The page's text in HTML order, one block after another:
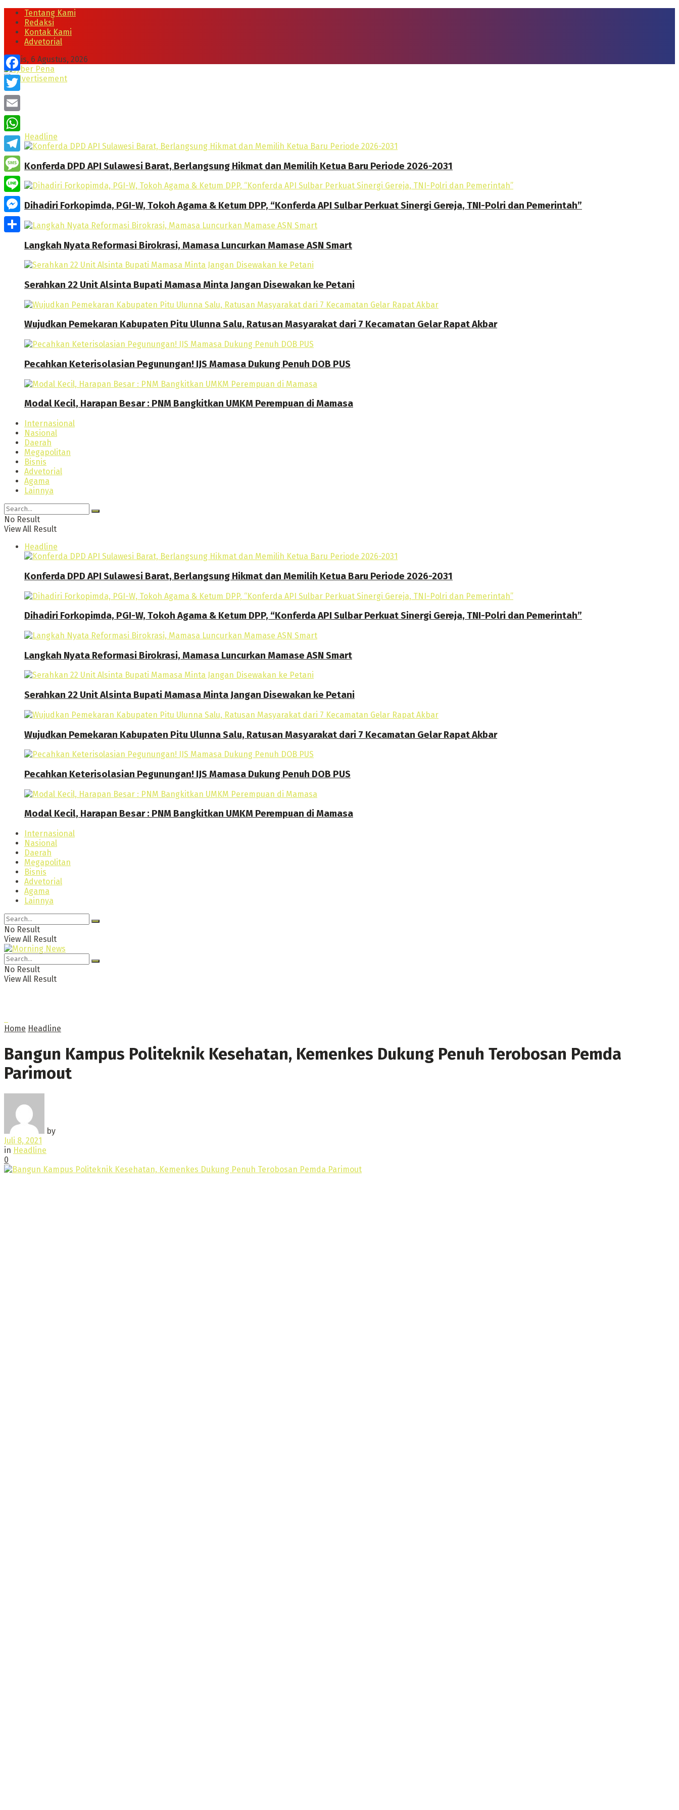
Tentang Kami
Redaksi
Kontak Kami
Advetorial
Kamis, 6 Agustus, 2026
Headline
Konferda DPD API Sulawesi Barat, Berlangsung Hikmat dan Memilih Ketua Baru Periode 2026-2031
Dihadiri Forkopimda, PGI-W, Tokoh Agama & Ketum DPP, “Konferda API Sulbar Perkuat Sinergi Gereja, TNI-Polri dan Pemerintah”
Langkah Nyata Reformasi Birokrasi, Mamasa Luncurkan Mamase ASN Smart
Serahkan 22 Unit Alsinta Bupati Mamasa Minta Jangan Disewakan ke Petani
Wujudkan Pemekaran Kabupaten Pitu Ulunna Salu, Ratusan Masyarakat dari 7 Kecamatan Gelar Rapat Akbar
Pecahkan Keterisolasian Pegunungan! IJS Mamasa Dukung Penuh DOB PUS
Modal Kecil, Harapan Besar : PNM Bangkitkan UMKM Perempuan di Mamasa
Internasional
Nasional
Daerah
Megapolitan
Bisnis
Advetorial
Agama
Lainnya
No Result
View All Result
Headline
Konferda DPD API Sulawesi Barat, Berlangsung Hikmat dan Memilih Ketua Baru Periode 2026-2031
Dihadiri Forkopimda, PGI-W, Tokoh Agama & Ketum DPP, “Konferda API Sulbar Perkuat Sinergi Gereja, TNI-Polri dan Pemerintah”
Langkah Nyata Reformasi Birokrasi, Mamasa Luncurkan Mamase ASN Smart
Serahkan 22 Unit Alsinta Bupati Mamasa Minta Jangan Disewakan ke Petani
Wujudkan Pemekaran Kabupaten Pitu Ulunna Salu, Ratusan Masyarakat dari 7 Kecamatan Gelar Rapat Akbar
Pecahkan Keterisolasian Pegunungan! IJS Mamasa Dukung Penuh DOB PUS
Modal Kecil, Harapan Besar : PNM Bangkitkan UMKM Perempuan di Mamasa
Internasional
Nasional
Daerah
Megapolitan
Bisnis
Advetorial
Agama
Lainnya
No Result
View All Result
No Result
View All Result
Home Headline
Bangun Kampus Politeknik Kesehatan, Kemenkes Dukung Penuh Terobosan Pemda
Parimout
by
Juli 8, 2021
in Headline
0
Facebook
Twitter
Email
WhatsApp
Telegram
Message
Line
Messenger